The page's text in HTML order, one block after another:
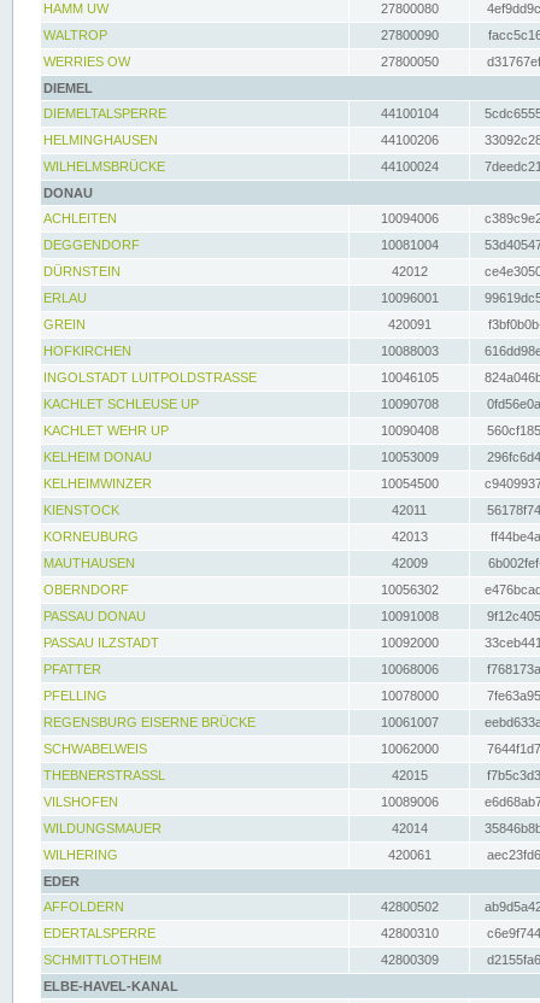
HAMM UW
27800080
WALTROP
27800090
WERRIES OW
27800050
DIEMEL
DIEMELTALSPERRE
44100104
HELMINGHAUSEN
44100206
WILHELMSBRÜCKE
44100024
DONAU
ACHLEITEN
10094006
DEGGENDORF
10081004
DÜRNSTEIN
42012
ERLAU
10096001
GREIN
420091
HOFKIRCHEN
10088003
INGOLSTADT LUITPOLDSTRASSE
10046105
KACHLET SCHLEUSE UP
10090708
KACHLET WEHR UP
10090408
KELHEIM DONAU
10053009
KELHEIMWINZER
10054500
KIENSTOCK
42011
KORNEUBURG
42013
MAUTHAUSEN
42009
OBERNDORF
10056302
PASSAU DONAU
10091008
PASSAU ILZSTADT
10092000
PFATTER
10068006
PFELLING
10078000
REGENSBURG EISERNE BRÜCKE
10061007
SCHWABELWEIS
10062000
THEBNERSTRASSL
42015
VILSHOFEN
10089006
WILDUNGSMAUER
42014
WILHERING
420061
EDER
AFFOLDERN
42800502
EDERTALSPERRE
42800310
SCHMITTLOTHEIM
42800309
ELBE-HAVEL-KANAL